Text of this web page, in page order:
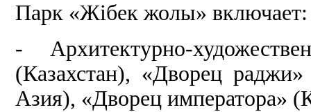
Парк «Жібек жолы» включает:
- Архитектурно-
(Казахстан), «Дворец
Азия), «Дворец императора»